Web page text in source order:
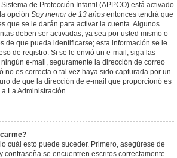
de Protección Infantil (APPCO) está activado
opción Soy menor de 13 años entonces tendrá que
que se le darán para activar la cuenta. Algunos
deben ser activadas, ya sea por usted mismo o
de que pueda identificarse; esta información se le
de registro. Si se le envió un e-mail, siga las
e-mail, seguramente la dirección de correo
no es correcta o tal vez haya sido capturada por un
de que la dirección de e-mail que proporcionó es
La Administración.
cuál esto puede suceder. Primero, asegúrese de
contraseña se encuentren escritos correctamente.